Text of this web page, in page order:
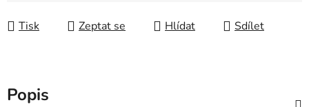
Tisk Zeptat se Hlídat Sdílet
Popis